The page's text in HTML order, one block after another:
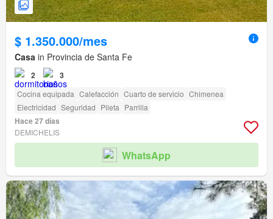
$ 1.350.000/mes
Casa in Provincia de Santa Fe
2 3
Cocina equipada Calefacción Cuarto de servicio Chimenea
Electricidad Seguridad Pileta Parrilla
Hace 27 días
DEMICHELIS
WhatsApp